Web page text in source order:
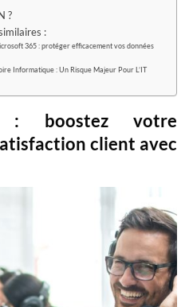
?
:
365 : protéger efficacement vos données
Informatique : Un Risque Majeur Pour L’IT
: boostez votre
client avec